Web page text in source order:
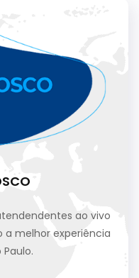
ao vivo
melhor experiência